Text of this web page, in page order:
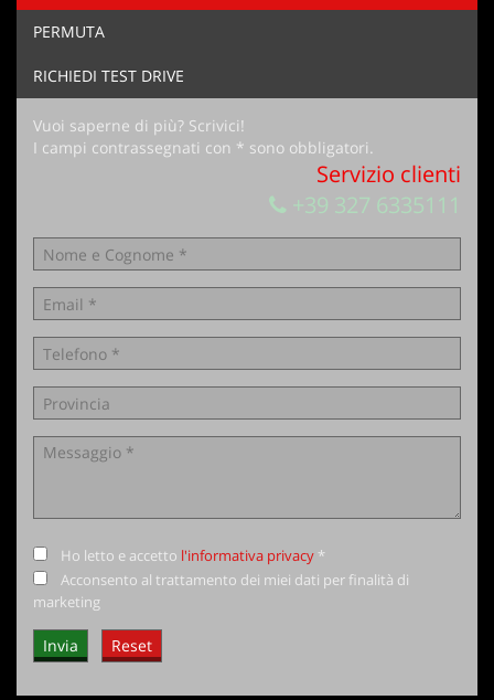
Ho letto e accettol'informativa privacy*
Acconsento al trattamento dei miei dati per finalità di
Invia la tua richiesta
PERMUTA
RICHIEDI TEST DRIVE
Vuoi saperne di più? Scrivici!
I campi contrassegnati con * sono obbligatori.
Servizio clienti
+39 327 6335111
Ho letto e accetto l'informativa privacy *
Acconsento al trattamento dei miei dati per finalità di
marketing